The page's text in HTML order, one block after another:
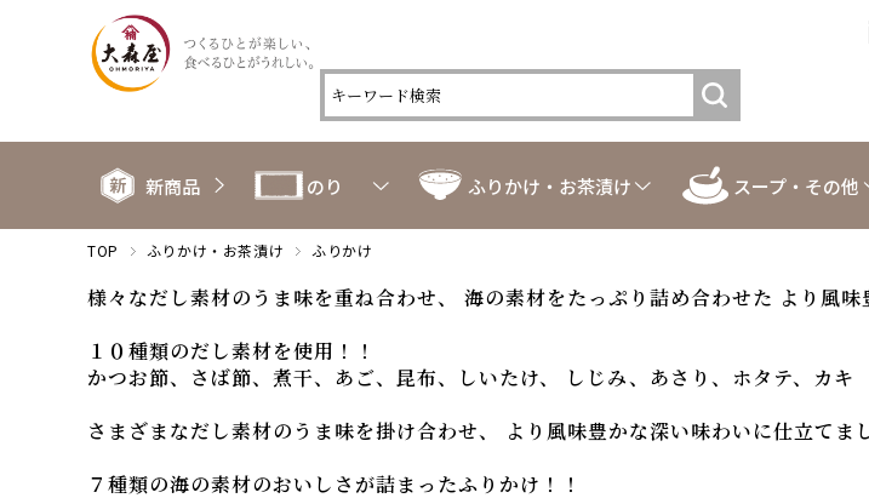
新商品 のり ふりかけ・お茶漬け スープ・その他
TOP ふりかけ・お茶漬け ふりかけ
様々なだし素材のうま味を重ね合わせ、 海の素材をたっぷり詰め合わせた より風
１０種類のだし素材を使用！！
かつお節、さば節、煮干、あご、昆布、しいたけ、 しじみ、あさり、ホタテ、カキ
さまざまなだし素材のうま味を掛け合わせ、 より風味豊かな深い味わいに仕立てまし
７種類の海の素材のおいしさが詰まったふりかけ！！